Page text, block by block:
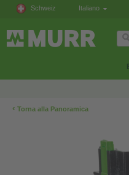
Schweiz Italiano
‹ Torna alla Panoramica